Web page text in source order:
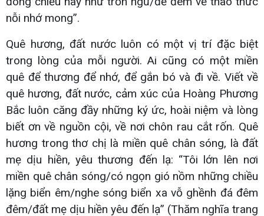
nỗi nhớ mong”.
Quê hương, đất nước luôn có một vị trí đặc biệt
trong lòng của mỗi người. Ai cũng có một miền
quê để thương để nhớ, để gắn bó và đi về. Viết về
quê hương, đất nước, cảm xúc của Hoàng Phương
Bắc luôn căng đầy những ký ức, hoài niệm và lòng
biết ơn về nguồn cội, về nơi chôn rau cắt rốn. Quê
hương trong thơ chị là miền quê chân sóng, là đất
mẹ dịu hiền, yêu thương đến lạ: “Tôi lớn lên nơi
miền quê chân sóng/có ngọn gió nồm những chiều
lặng biển êm/nghe sóng biển xa vỗ ghềnh đá đêm
đêm/đất mẹ dịu hiền yêu đến lạ” (Thăm nghĩa trang